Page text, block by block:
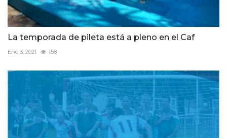
La temporada de pileta está a pleno en el Caf
Ene 3, 2021 158